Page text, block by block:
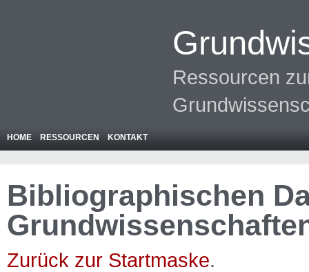
Ressourcen
HOME RESSOURCEN KONTAKT
Bibliographischen
Zurück zur Startmaske.